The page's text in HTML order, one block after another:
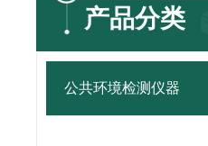
产品分类
公共环境检测仪器